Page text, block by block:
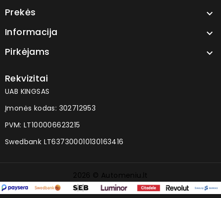
Prekės 
Informacija 
Pirkėjams 
Rekvizitai
UAB KINGSAS
Įmonės kodas: 302712953
PVM: LT100006623215
Swedbank LT637300010130163416
2026 © Automeniu.lt